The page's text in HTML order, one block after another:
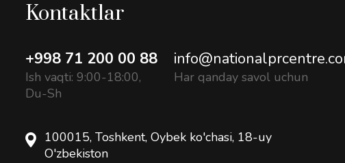
Kontaktlar
+998 71 200 00 88
Ish vaqti: 9:00-18:00,
Du-Sh
Har qanday savol uchun
100015, Toshkent, Oybek ko'chasi, 18-uy
O'zbekiston